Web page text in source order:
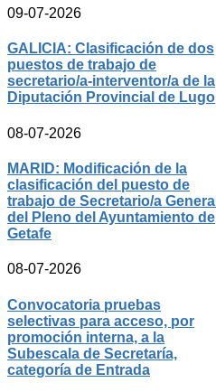
09-07-2026
GALICIA: Clasificación de dos
puestos de trabajo de
secretario/a-interventor/a de la
Diputación Provincial de Lugo
08-07-2026
MARID: Modificación de la
clasificación del puesto de
trabajo de Secretario/a General
del Pleno del Ayuntamiento de
Getafe
08-07-2026
Convocatoria pruebas
selectivas para acceso, por
promoción interna, a la
Subescala de Secretaría,
categoría de Entrada